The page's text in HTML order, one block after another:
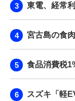
東電、経常
宮古島の食
食品消費税
スズキ「軽